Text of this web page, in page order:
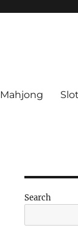
Mahjong
Search